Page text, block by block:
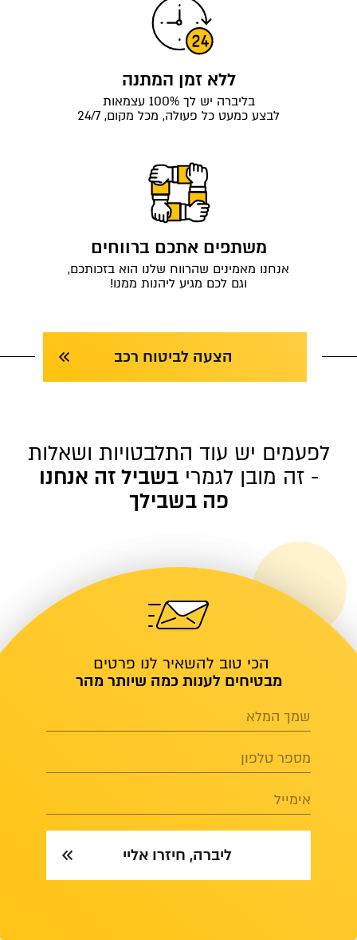
ללא זמן המתנה
בליברה יש לך 100% עצמאות
לבצע כמעט כל פעולה, מכל מקום, 24/7
משתפים אתכם ברווחים
אנחנו מאמינים שהרווח שלנו הוא בזכותכם,
וגם לכם מגיע ליהנות ממנו!
הצעה לביטוח רכב
לפעמים יש עוד התלבטויות ושאלות
- זה מובן לגמרי בשביל זה אנחנו
פה בשבילך
הכי טוב להשאיר לנו פרטים
מבטיחים לענות כמה שיותר מהר
שמך המלא
מספר טלפון
אימייל
ליברה, חיזרו אליי